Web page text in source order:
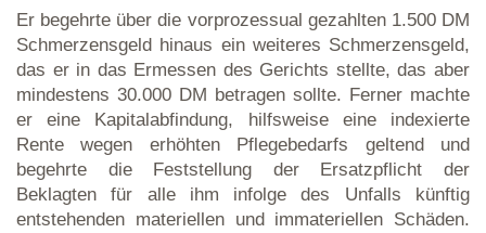
Er begehrte über die vorprozessual gezahlten 1.500 DM
Schmerzensgeld hinaus ein weiteres Schmerzensgeld,
das er in das Ermessen des Gerichts stellte, das aber
mindestens 30.000 DM betragen sollte. Ferner machte
er eine Kapitalabfindung, hilfsweise eine indexierte
Rente wegen erhöhten Pflegebedarfs geltend und
begehrte die Feststellung der Ersatzpflicht der
Beklagten für alle ihm infolge des Unfalls künftig
entstehenden materiellen und immateriellen Schäden.